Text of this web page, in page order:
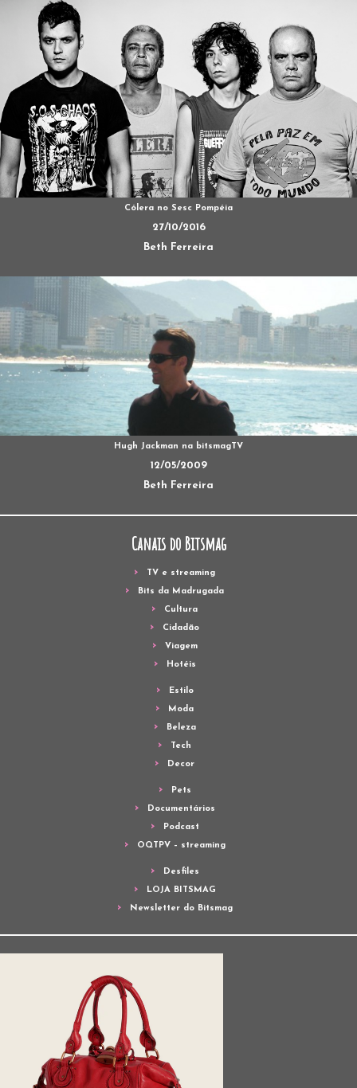
Cólera no Sesc Pompéia
27/10/2016
Beth Ferreira
Hugh Jackman na bitsmagTV
12/05/2009
Beth Ferreira
Canais do Bitsmag
TV e streaming
Bits da Madrugada
Cultura
Cidadão
Viagem
Hotéis
Estilo
Moda
Beleza
Tech
Decor
Pets
Documentários
Podcast
OQTPV – streaming
Desfiles
LOJA BITSMAG
Newsletter do Bitsmag